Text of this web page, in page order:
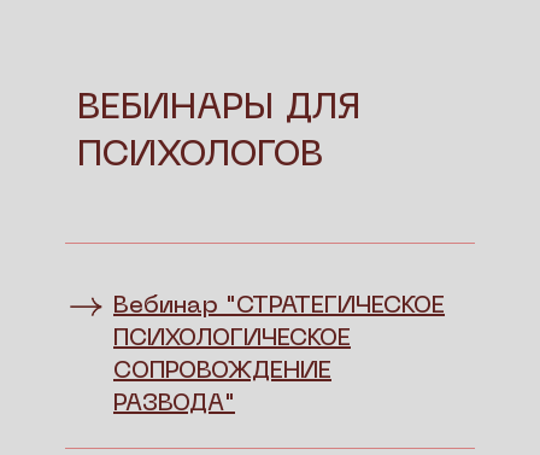
ВЕБИНАРЫ ДЛЯ
ПСИХОЛОГОВ
Вебинар "СТРАТЕГИЧЕСКОЕ
ПСИХОЛОГИЧЕСКОЕ
СОПРОВОЖДЕНИЕ
РАЗВОДА"